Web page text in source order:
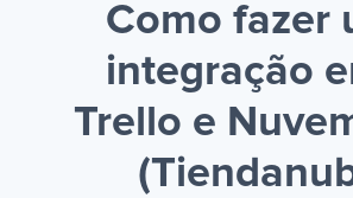
Como fazer
integração
Trello e